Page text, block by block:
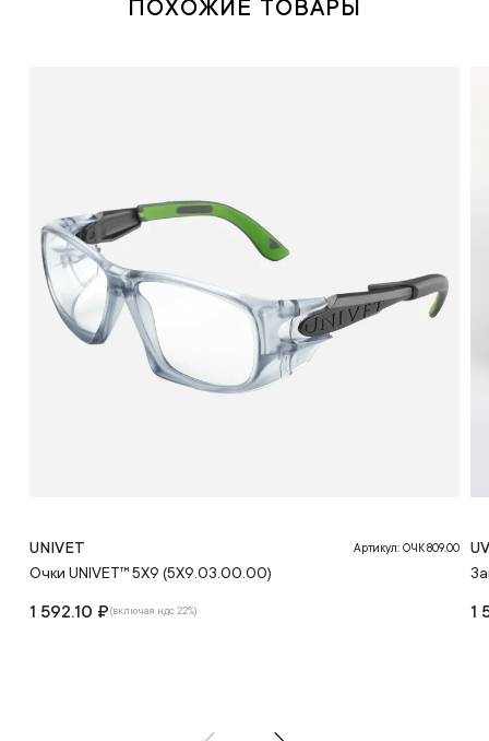
ПОХОЖИЕ ТОВАРЫ
UNIVET Артикул: ОЧК 809.00
Очки UNIVET™ 5Х9 (5Х9.03.00.00)
1 592.10 ₽(включая ндс 22%) 1